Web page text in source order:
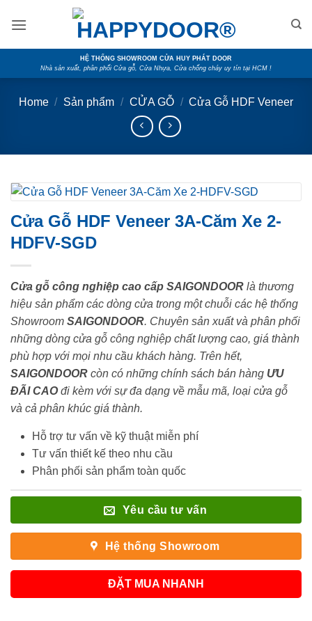
HỆ THỐNG SHOWROOM CỬA HUY PHÁT DOOR
Nhà sản xuất, phân phối Cửa gỗ, Cửa Nhựa, Cửa chống cháy uy tín tại HCM !
Home / Sản phẩm / CỬA GỖ / Cửa Gỗ HDF Veneer
Cửa Gỗ HDF Veneer 3A-Căm Xe 2-
HDFV-SGD
Cửa gỗ công nghiệp cao cấp SAIGONDOOR là thương
hiệu sản phẩm các dòng cửa trong một chuỗi các hệ thống
Showroom SAIGONDOOR. Chuyên sản xuất và phân phối
những dòng cửa gỗ công nghiệp chất lượng cao, giá thành
phù hợp với mọi nhu cầu khách hàng. Trên hết,
SAIGONDOOR còn có những chính sách bán hàng ƯU
ĐÃI CAOđi kèm với sự đa dạng về mẫu mã, loại cửa gỗ
và cả phân khúc giá thành.
Hỗ trợ tư vấn về kỹ thuật miễn phí
Tư vấn thiết kế theo nhu cầu
Phân phối sản phẩm toàn quốc
Yêu cầu tư vấn
Hệ thống Showroom
ĐẶT MUA NHANH